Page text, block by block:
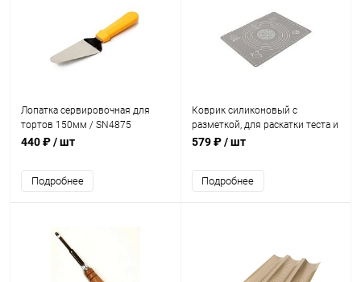
Лопатка сервировочная для
тортов 150мм / SN4875
440 ₽/ шт
Подробнее
Коврик силиконовый с
разметкой, для раскатки теста и
выпечки (-40С/+230С) / 30х40
579 ₽/ шт
Подробнее